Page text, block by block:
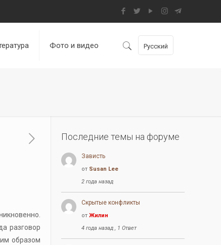
Фото и видео Русский
разговор
образом
Последние темы на форуме
Зависть
от Susan Lee
2 года назад
Скрытые конфликты
от Жилин
4 года назад , 1 Ответ